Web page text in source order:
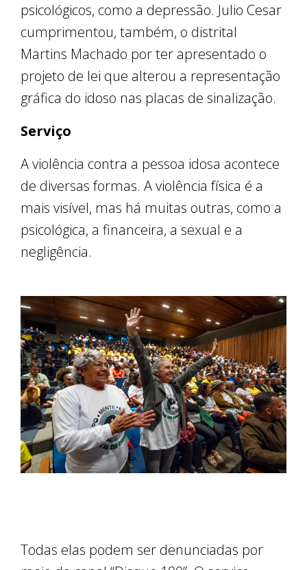
psicológicos, como a depressão. Julio Cesar
cumprimentou, também, o distrital
Martins Machado por ter apresentado o
projeto de lei que alterou a representação
gráfica do idoso nas placas de sinalização.
Serviço
A violência contra a pessoa idosa acontece
de diversas formas. A violência física é a
mais visível, mas há muitas outras, como a
psicológica, a financeira, a sexual e a
negligência.
Todas elas podem ser denunciadas por